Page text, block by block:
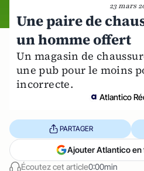
23 mars
Une paire de
un homme offert
Un magasin de
une pub pour le moins
incorrecte.
Atlantico
Écoutez cet article0:00min
PARTAGER
Ajouter Atlantico en